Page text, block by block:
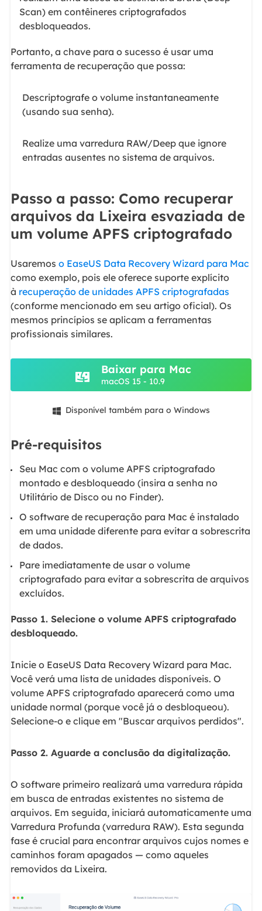
Scan) em contêineres criptografados
desbloqueados.
Portanto, a chave para o sucesso é usar uma
ferramenta de recuperação que possa:
Descriptografe o volume instantaneamente
(usando sua senha).
Realize uma varredura RAW/Deep que ignore
entradas ausentes no sistema de arquivos.
Passo a passo: Como recuperar
arquivos da Lixeira esvaziada de
um volume APFS criptografado
Usaremos o EaseUS Data Recovery Wizard para Mac
como exemplo, pois ele oferece suporte explícito
à recuperação de unidades APFS criptografadas
(conforme mencionado em seu artigo oficial). Os
mesmos princípios se aplicam a ferramentas
profissionais similares.
Baixar para Mac
macOS 15 - 10.9
 Disponível também para o Windows
Pré-requisitos
Seu Mac com o volume APFS criptografado
montado e desbloqueado (insira a senha no
Utilitário de Disco ou no Finder).
O software de recuperação para Mac é instalado
em uma unidade diferente para evitar a sobrescrita
de dados.
Pare imediatamente de usar o volume
criptografado para evitar a sobrescrita de arquivos
excluídos.
Passo 1. Selecione o volume APFS criptografado
desbloqueado.
Inicie o EaseUS Data Recovery Wizard para Mac.
Você verá uma lista de unidades disponíveis. O
volume APFS criptografado aparecerá como uma
unidade normal (porque você já o desbloqueou).
Selecione-o e clique em "Buscar arquivos perdidos".
Passo 2. Aguarde a conclusão da digitalização.
O software primeiro realizará uma varredura rápida
em busca de entradas existentes no sistema de
arquivos. Em seguida, iniciará automaticamente uma
Varredura Profunda (varredura RAW). Esta segunda
fase é crucial para encontrar arquivos cujos nomes e
caminhos foram apagados — como aqueles
removidos da Lixeira.